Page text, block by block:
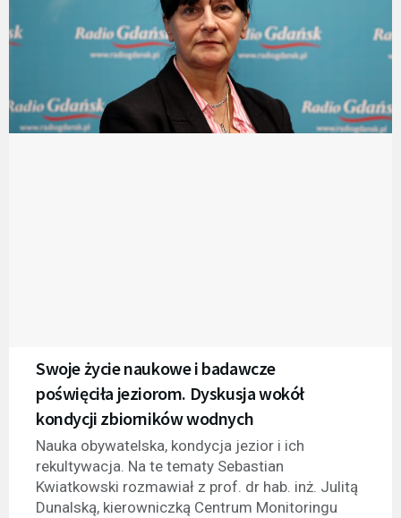
Swoje życie naukowe i badawcze
poświęciła jeziorom. Dyskusja wokół
kondycji zbiorników wodnych
Nauka obywatelska, kondycja jezior i ich
rekultywacja. Na te tematy Sebastian
Kwiatkowski rozmawiał z prof. dr hab. inż. Julitą
Dunalską, kierowniczką Centrum Monitoringu